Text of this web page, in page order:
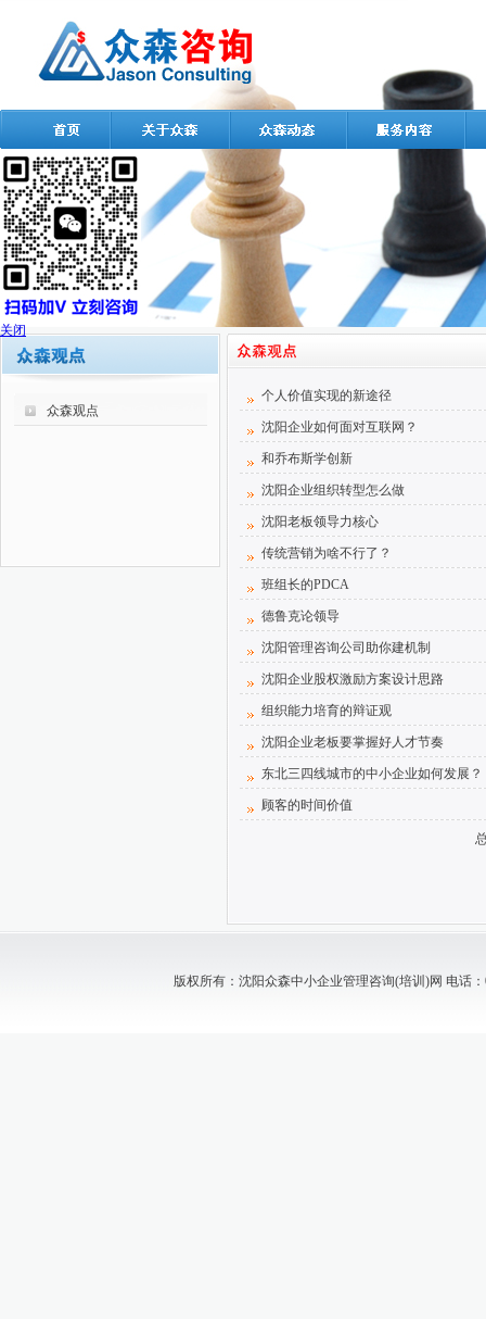
众森观点
个人价值实现的新途径
沈阳企业如何面对互联网？
和乔布斯学创新
沈阳企业组织转型怎么做
沈阳老板领导力核心
传统营销为啥不行了？
班组长的PDCA
德鲁克论领导
沈阳管理咨询公司助你建机制
沈阳企业股权激励方案设计思路
组织能力培育的辩证观
沈阳企业老板要掌握好人才节奏
东北三四线城市的中小企业如何发展？
顾客的时间价值
版权所有：沈阳众森中小企业管理咨询(培训)网 电话：
关闭